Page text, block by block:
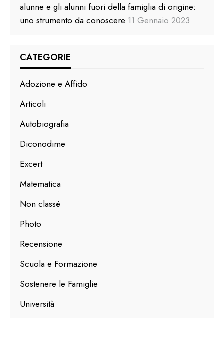
alunne e gli alunni fuori della famiglia di origine:
uno strumento da conoscere 11 Gennaio 2023
CATEGORIE
Adozione e Affido
Articoli
Autobiografia
Diconodime
Excert
Matematica
Non classé
Photo
Recensione
Scuola e Formazione
Sostenere le Famiglie
Università